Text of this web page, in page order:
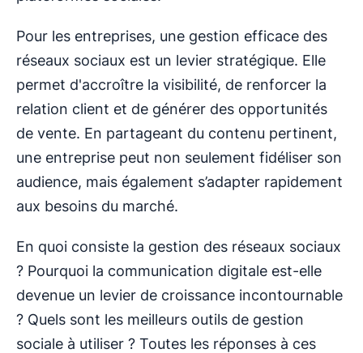
Pour les entreprises, une gestion efficace des
réseaux sociaux est un levier stratégique. Elle
permet d'accroître la visibilité, de renforcer la
relation client et de générer des opportunités
de vente. En partageant du contenu pertinent,
une entreprise peut non seulement fidéliser son
audience, mais également s’adapter rapidement
aux besoins du marché.
En quoi consiste la gestion des réseaux sociaux
? Pourquoi la communication digitale est-elle
devenue un levier de croissance incontournable
? Quels sont les meilleurs outils de gestion
sociale à utiliser ? Toutes les réponses à ces